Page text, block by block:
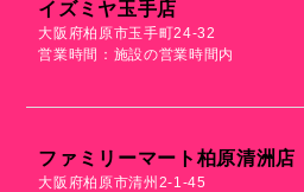
イズミヤ玉手店
大阪府柏原市玉手町24-32
営業時間：施設の営業時間内
ファミリーマート柏原清洲店
大阪府柏原市清州2-1-45